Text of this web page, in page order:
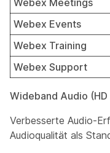
Webex Events
Webex Training
Webex Support
Wideband Audio (HD
Verbesserte Audio-
Audioqualität als